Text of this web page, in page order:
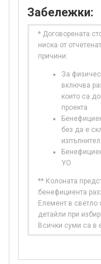
Забележки:
* Договорената
ниска от
причини:
За
включва
които са
проекта
без да е
изпълнител
УО
** Колоната
бенефициента
Елемент в светло
детайли при
Всички суми са в